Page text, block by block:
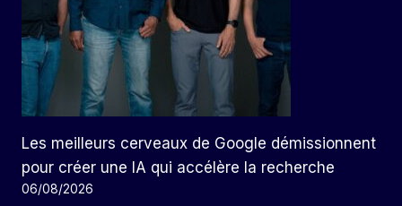
Les meilleurs cerveaux de Google démissionnent
pour créer une IA qui accélère la recherche
06/08/2026